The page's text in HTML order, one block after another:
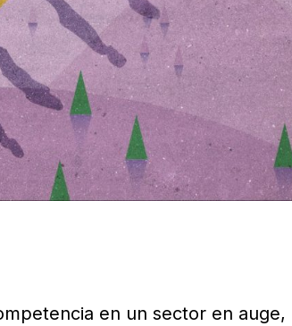
en un sector en auge,